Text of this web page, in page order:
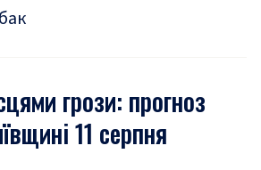
грози: прогноз
11 серпня